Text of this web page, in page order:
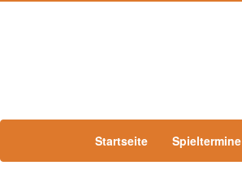
Startseite Spieltermine